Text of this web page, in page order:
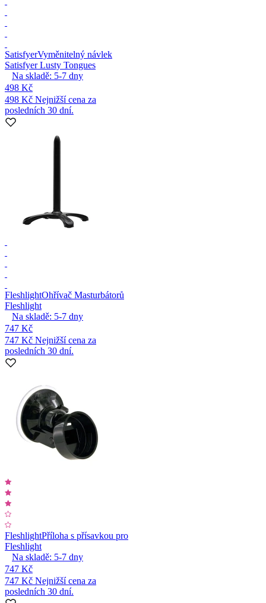
SatisfyerVyměnitelný návlek
Satisfyer Lusty Tongues
Na skladě: 5-7 dny
498 Kč
498 Kč Nejnižší cena za
posledních 30 dní.
FleshlightOhřívač Masturbátorů
Fleshlight
Na skladě: 5-7 dny
747 Kč
747 Kč Nejnižší cena za
posledních 30 dní.
FleshlightPříloha s přísavkou pro
Fleshlight
Na skladě: 5-7 dny
747 Kč
747 Kč Nejnižší cena za
posledních 30 dní.